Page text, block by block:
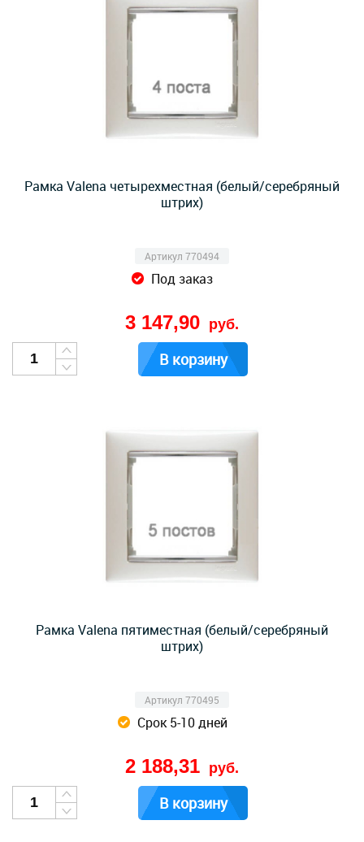
Рамка Valena четырехместная (белый/серебряный
штрих)
Артикул 770494
Под заказ
3 147,90 руб.
В корзину
Рамка Valena пятиместная (белый/серебряный
штрих)
Артикул 770495
Срок 5-10 дней
2 188,31 руб.
В корзину